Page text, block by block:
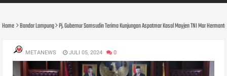
Home Bandar Lampung Pj. Gubernur Samsudin Terima Kunjungan Aspotmar Kasal Mayjen TNI Mar
METANEWS JULI 05, 2024 0